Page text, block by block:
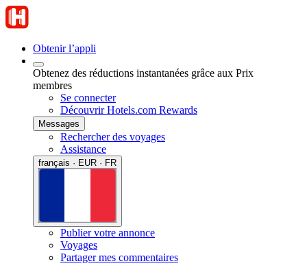
Obtenir l’appli
Obtenez des réductions instantanées grâce aux Prix
membres
Se connecter
Découvrir Hotels.com Rewards
Messages
Rechercher des voyages
Assistance
français · EUR · FR
Publier votre annonce
Voyages
Partager mes commentaires